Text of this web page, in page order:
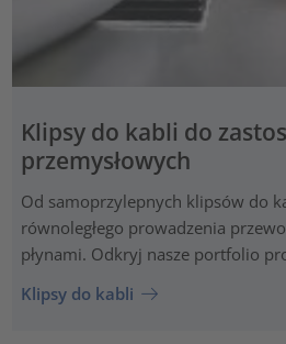
Klipsy do kabli do
przemysłowych
Od samoprzylepnych klipsów do
równoległego prowadzenia
płynami. Odkryj nasze portfolio
Klipsy do kabli